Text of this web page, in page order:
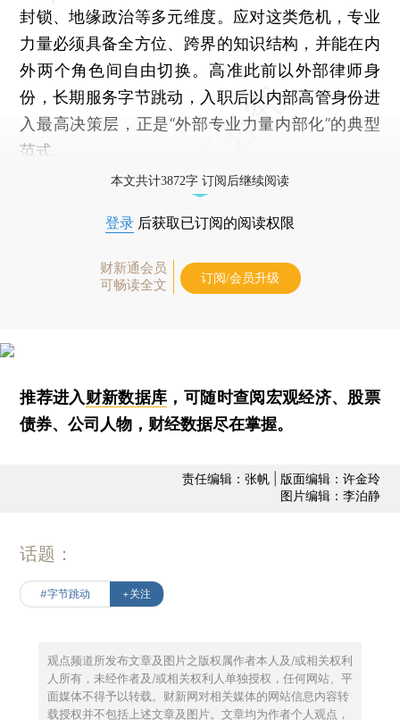
封锁、地缘政治等多元维度。应对这类危机，专业
力量必须具备全方位、跨界的知识结构，并能在内
外两个角色间自由切换。高准此前以外部律师身
份，长期服务字节跳动，入职后以内部高管身份进
入最高决策层，正是“外部专业力量内部化”的典型
范式。
本文共计3872字 订阅后继续阅读
登录 后获取已订阅的阅读权限
财新通会员
可畅读全文
订阅/会员升级
推荐进入财新数据库 ，可随时查阅宏观经济、股票
债券、公司人物，财经数据尽在掌握。
责任编辑：张帆 | 版面编辑：许金玲
图片编辑：李泊静
话题：
#字节跳动 +关注
观点频道所发布文章及图片之版权属作者本人及/或相关权利
人所有，未经作者及/或相关权利人单独授权，任何网站、平
面媒体不得予以转载。财新网对相关媒体的网站信息内容转
载授权并不包括上述文章及图片。文章均为作者个人观点，